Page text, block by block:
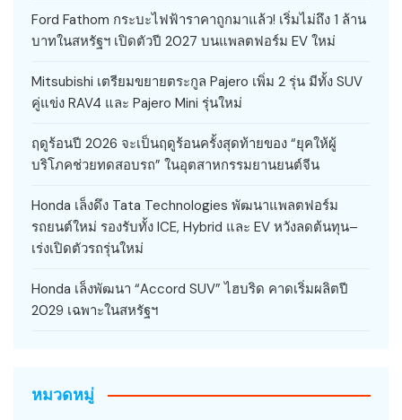
Ford Fathom กระบะไฟฟ้าราคาถูกมาแล้ว! เริ่มไม่ถึง 1 ล้าน
บาทในสหรัฐฯ เปิดตัวปี 2027 บนแพลตฟอร์ม EV ใหม่
Mitsubishi เตรียมขยายตระกูล Pajero เพิ่ม 2 รุ่น มีทั้ง SUV
คู่แข่ง RAV4 และ Pajero Mini รุ่นใหม่
ฤดูร้อนปี 2026 จะเป็นฤดูร้อนครั้งสุดท้ายของ “ยุคให้ผู้
บริโภคช่วยทดสอบรถ” ในอุตสาหกรรมยานยนต์จีน
Honda เล็งดึง Tata Technologies พัฒนาแพลตฟอร์ม
รถยนต์ใหม่ รองรับทั้ง ICE, Hybrid และ EV หวังลดต้นทุน–
เร่งเปิดตัวรถรุ่นใหม่
Honda เล็งพัฒนา “Accord SUV” ไฮบริด คาดเริ่มผลิตปี
2029 เฉพาะในสหรัฐฯ
หมวดหมู่